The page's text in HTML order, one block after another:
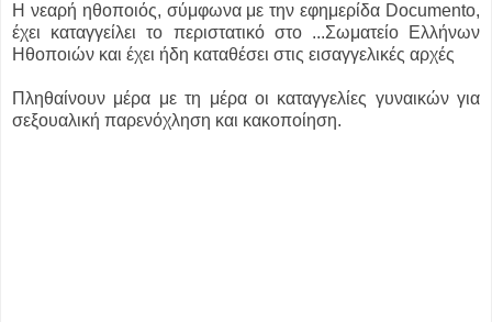
Η νεαρή ηθοποιός, σύμφωνα με την εφημερίδα Documento,
έχει καταγγείλει το περιστατικό στο ...Σωματείο Ελλήνων
Ηθοποιών και έχει ήδη καταθέσει στις εισαγγελικές αρχές
Πληθαίνουν μέρα με τη μέρα οι καταγγελίες γυναικών για
σεξουαλική παρενόχληση και κακοποίηση.